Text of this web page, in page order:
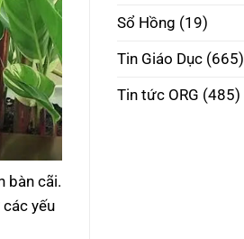
bàn cãi.
yếu
Sổ Hồng (19)
Tin Giáo Dục(665)
Tin tức ORG (485)